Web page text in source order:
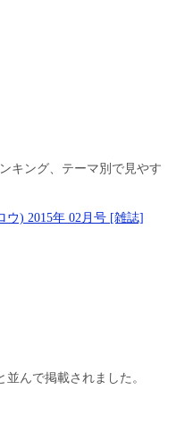
キング、テーマ別で見やす
ウ) 2015年 02月号 [雑誌]
んで掲載されました。